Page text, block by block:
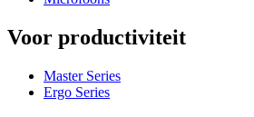
Voor productiviteit
Master Series
Ergo Series